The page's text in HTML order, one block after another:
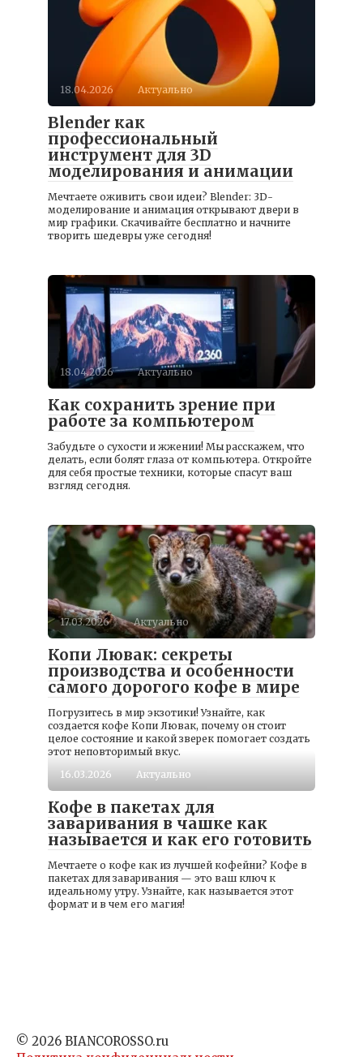
18.04.2026 Актуально
Blender как
профессиональный
инструмент для 3D
моделирования и анимации
Мечтаете оживить свои идеи? Blender: 3D-
моделирование и анимация открывают двери в
мир графики. Скачивайте бесплатно и начните
творить шедевры уже сегодня!
18.04.2026 Актуально
Как сохранить зрение при
работе за компьютером
Забудьте о сухости и жжении! Мы расскажем, что
делать, если болят глаза от компьютера. Откройте
для себя простые техники, которые спасут ваш
взгляд сегодня.
17.03.2026 Актуально
Копи Лювак: секреты
производства и особенности
самого дорогого кофе в мире
Погрузитесь в мир экзотики! Узнайте, как
создается кофе Копи Лювак, почему он стоит
целое состояние и какой зверек помогает создать
этот неповторимый вкус.
16.03.2026
Актуально
Кофе в пакетах для
заваривания в чашке как
называется и как его готовить
Мечтаете о кофе как из лучшей кофейни? Кофе в
пакетах для заваривания — это ваш ключ к
идеальному утру. Узнайте, как называется этот
формат и в чем его магия!
© 2026 BIANCOROSSO.ru